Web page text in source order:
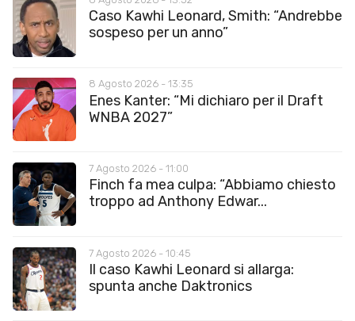
Caso Kawhi Leonard, Smith: “Andrebbe
sospeso per un anno”
8 Agosto 2026 - 13:35
Enes Kanter: “Mi dichiaro per il Draft
WNBA 2027”
7 Agosto 2026 - 11:00
Finch fa mea culpa: “Abbiamo chiesto
troppo ad Anthony Edwar...
7 Agosto 2026 - 10:45
Il caso Kawhi Leonard si allarga:
spunta anche Daktronics